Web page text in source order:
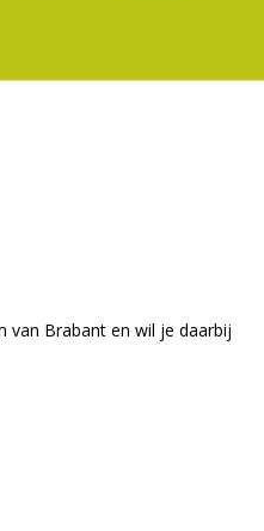
van Brabant en wil je daarbij